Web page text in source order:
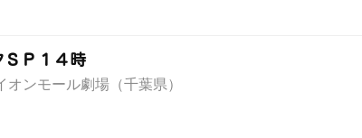
ＳＰ１４時
オンモール劇場（千葉県）